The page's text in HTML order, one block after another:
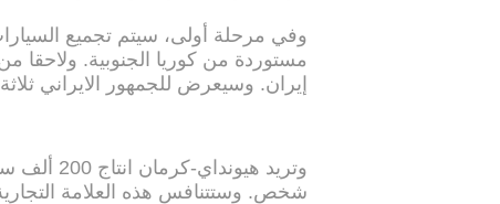
وفي مرحلة أولى، سيتم تجميع
إيران. وسيعرض للجمهور الايراني
شخص. وستتنافس هذه العلامة